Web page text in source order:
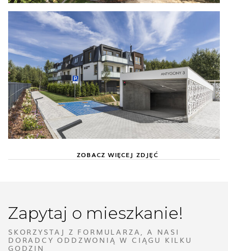
ZOBACZ WIĘCEJ ZDJĘĆ
Zapytaj o mieszkanie!
SKORZYSTAJ Z FORMULARZA, A NASI
DORADCY ODDZWONIĄ W CIĄGU KILKU
GODZIN